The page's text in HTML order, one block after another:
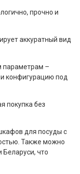
прочнo и
аккуратный вид
параметрам –
конфигурацию под
покупка без
для посуды с
Также можно
Беларуси, что